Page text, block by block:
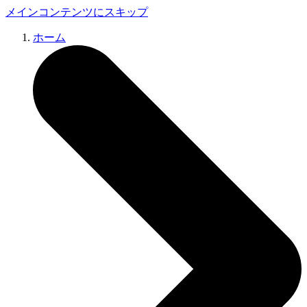
メインコンテンツにスキップ
ホーム